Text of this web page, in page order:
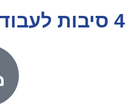
4 סיבות לעבוד איתנו